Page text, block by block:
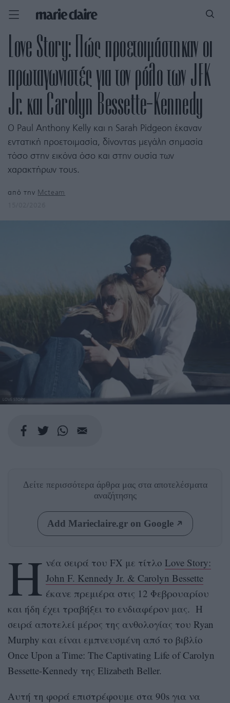
Love Story: Πώς προετοιμάστηκαν οι
πρωταγωνιστές για τον ρόλο των JFK
Jr. και Carolyn Bessette-Kennedy
O Paul Anthony Kelly και η Sarah Pidgeon έκαναν
εντατική προετοιμασία, δίνοντας μεγάλη σημασία
τόσο στην εικόνα όσο και στην ουσία των
χαρακτήρων τους.
από την Mcteam
LOVE STORY
Δείτε περισσότερα άρθρα μας στα αποτελέσματα
αναζήτησης
Add Marieclaire.gr on Google
Η νέα σειρά του FX με τίτλο Love Story:
John F. Kennedy Jr. & Carolyn Bessette
έκανε πρεμιέρα στις 12 Φεβρουαρίου
και ήδη έχει τραβήξει το ενδιαφέρον μας. Η
σειρά αποτελεί μέρος της ανθολογίας του Ryan
Murphy και είναι εμπνευσμένη από το βιβλίο
Once Upon a Time: The Captivating Life of Carolyn
Bessette-Kennedy της Elizabeth Beller.
Αυτή τη φορά επιστρέφουμε στα 90s για να